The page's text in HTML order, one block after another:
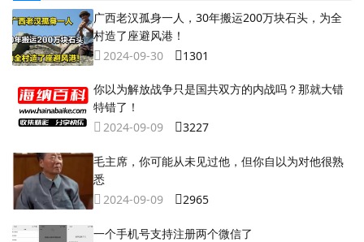
广西老汉孤身一人，30年搬运200万块石头，为全
村造了座避风港！
2024-09-30
1301
你以为解放战争只是国共双方的内战吗？那就大错
特错了！
2024-09-09
3227
毛主席，你可能从未见过他，但你自以为对他很熟
悉
2024-09-09
2965
一个手机号支持注册两个微信了